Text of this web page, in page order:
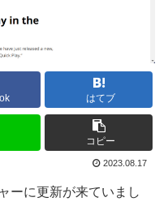
はてブ
コピー
2023.08.17
ーに更新が来ていまし